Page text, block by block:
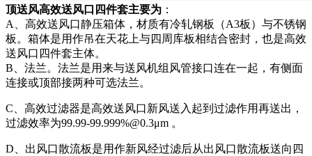
顶送风高效送风口四件套主要为 ：
A、高效送风口静压箱体，材质有冷轧钢板（A3板）与不锈钢
板。箱体是用作吊在天花上与四周库板相结合密封，也是高效
送风口四件套主体。
B、法兰。法兰是用来与送风机组风管接口连在一起，有侧面
连接或顶部接两种可选法兰。
C、高效过滤器是高效送风口新风送入起到过滤作用再送出，
过滤效率为99.99-99.999%@0.3μm 。
D、出风口散流板是用作新风经过滤后从出风口散流板送向四